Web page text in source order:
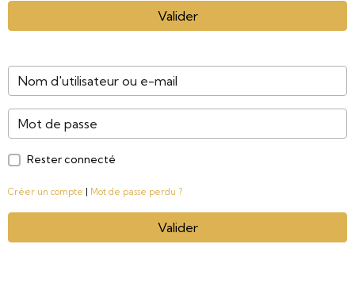
Valider
Rester connecté
Créer un compte Mot de passe perdu ?
Valider